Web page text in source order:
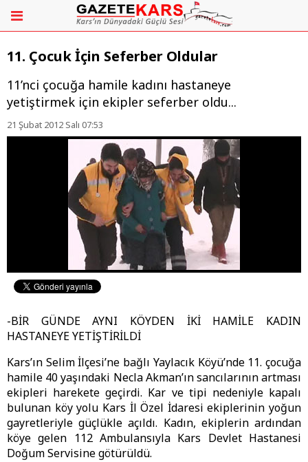
11. Çocuk İçin Seferber Oldular
11’nci çocuğa hamile kadını hastaneye
yetiştirmek için ekipler seferber oldu...
21 Şubat 2012 Salı 07:53
-BİR GÜNDE AYNI KÖYDEN İKİ HAMİLE KADIN
HASTANEYE YETİŞTİRİLDİ
Kars’ın Selim İlçesi’ne bağlı Yaylacık Köyü’nde 11. çocuğa
hamile 40 yaşındaki Necla Akman’ın sancılarının artması
ekipleri harekete geçirdi. Kar ve tipi nedeniyle kapalı
bulunan köy yolu Kars İl Özel İdaresi ekiplerinin yoğun
gayretleriyle güçlükle açıldı. Kadın, ekiplerin ardından
köye gelen 112 Ambulansıyla Kars Devlet Hastanesi
Doğum Servisine götürüldü.